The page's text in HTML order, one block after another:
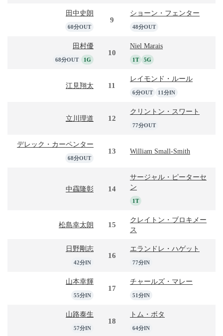
田中史朗
60分OUT
9
ショーン・フェンター
48分OUT
田村優
68分OUT 1G
10
Niel Marais
1T 5G
江見翔太 11
レイモンド・ルール
6分OUT 11分IN
立川理道 12
クリントン・スワート
77分OUT
デレック・カーペンター
68分OUT
13 William Small-Smith
中靍隆彰 14
サージャル・ピーターセ
ン
1T
松島幸太朗 15
クレイトン・ブロキメー
ス
日野剛志
42分IN
16
エランドレ・ハゲット
77分IN
山本幸輝
55分IN
17
チャールズ・マレー
51分IN
山路泰生
57分IN
18
トム・ボタ
64分IN